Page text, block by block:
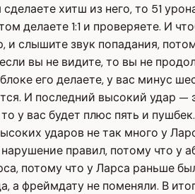
хитш из него, то 51
делаете 1:1 и проверяете. И
и слышите звук попадания,
вы не видите, то вы не
его делаете, у вас минус
И последний высокий удар —
у вас будет плюс пять и
ударов не так много у
нарушение правил, потому что
потому что у Ларса раньше
а фреймдату не поменяли. В